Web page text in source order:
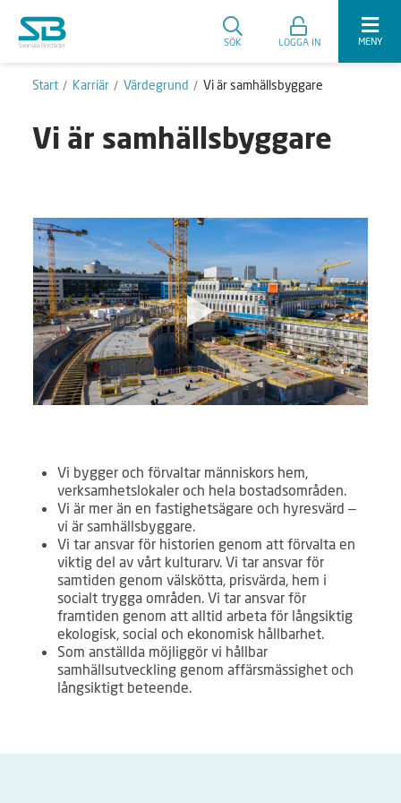
SÖK LOGGA IN MENY
Start Karriär Värdegrund Vi är samhällsbyggare
Vi är samhällsbyggare
Vi bygger och förvaltar människors hem,
verksamhetslokaler och hela bostadsområden.
Vi är mer än en fastighetsägare och hyresvärd –
vi är samhällsbyggare.
Vi tar ansvar för historien genom att förvalta en
viktig del av vårt kulturarv. Vi tar ansvar för
samtiden genom välskötta, prisvärda, hem i
socialt trygga områden. Vi tar ansvar för
framtiden genom att alltid arbeta för långsiktig
ekologisk, social och ekonomisk hållbarhet.
Som anställda möjliggör vi hållbar
samhällsutveckling genom affärsmässighet och
långsiktigt beteende.